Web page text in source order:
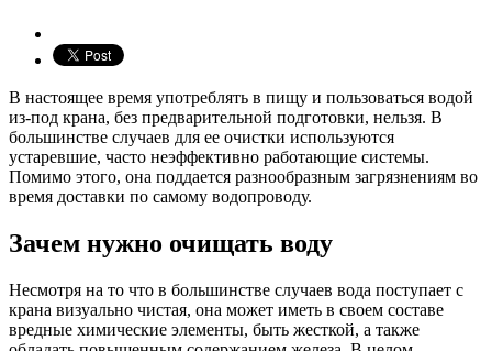
В настоящее время употреблять в пищу и пользоваться водой
из-под крана, без предварительной подготовки, нельзя. В
большинстве случаев для ее очистки используются
устаревшие, часто неэффективно работающие системы.
Помимо этого, она поддается разнообразным загрязнениям во
время доставки по самому водопроводу.
Зачем нужно очищать воду
Несмотря на то что в большинстве случаев вода поступает с
крана визуально чистая, она может иметь в своем составе
вредные химические элементы, быть жесткой, а также